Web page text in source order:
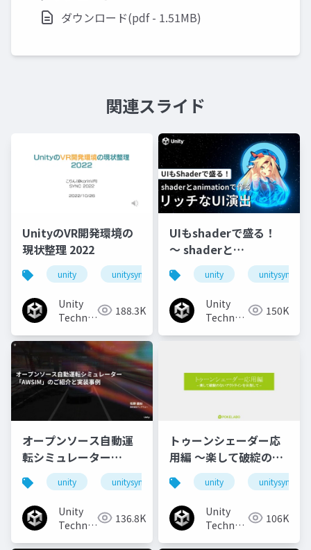
ダウンロード(pdf - 1.51MB)
関連スライド
UnityのVR開発環境の
現状整理 2022
unity unitysync
Unity
Technologies188.3K
UIもshaderで盛る！
〜 shaderと
animationで作るリッ
チなUI演出
unity unitysync
Unity
Technologies150K
オープンソース自動運
転シミュレーター
「AWSIM」のご紹介と
実装事例
unity unitysync
Unity
Technologies136.8K
トゥーンシェーダー応
用編 ～楽して破綻のな
いアウトラインを目指
して～
unity unitysync
Unity
Technologies106K